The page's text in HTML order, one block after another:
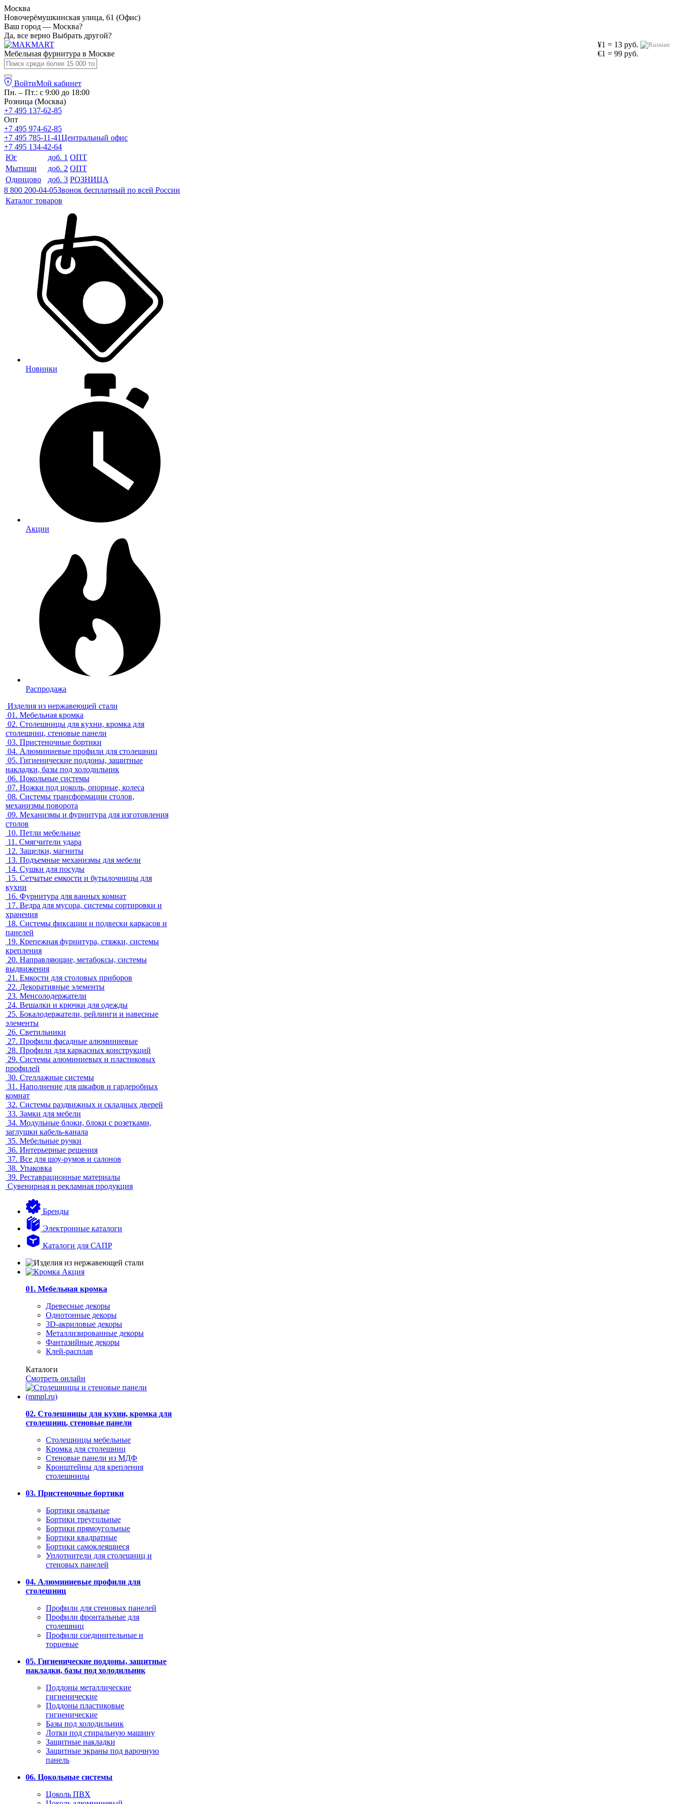
Москва
Новочерёмушкинская улица, 61 (Офис)
Ваш город — Москва?
Да, все верно Выбрать другой?
¥1 = 13 руб.
€1 = 99 руб.
Мебельная фурнитура в Москве
ВойтиМой кабинет
Пн. – Пт.: с 9:00 до 18:00
Розница (Москва)
+7 495 137-62-85
Опт
+7 495 974-62-85
+7 495 785-11-41Центральный офис
+7 495 134-42-64
Юг
доб. 1 ОПТ
Мытищи
доб. 2 ОПТ
Одинцово
доб. 3 РОЗНИЦА
8 800 200-04-05Звонок бесплатный по всей России
Каталог товаров
Новинки
Акции
Распродажа
Изделия из нержавеющей стали
01. Мебельная кромка
02. Столешницы для кухни, кромка для
столешниц, стеновые панели
03. Пристеночные бортики
04. Алюминиевые профили для столешниц
05. Гигиенические поддоны, защитные
накладки, базы под холодильник
06. Цокольные системы
07. Ножки под цоколь, опорные, колеса
08. Системы трансформации столов,
механизмы поворота
09. Механизмы и фурнитура для изготовления
столов
10. Петли мебельные
11. Смягчители удара
12. Защелки, магниты
13. Подъемные механизмы для мебели
14. Сушки для посуды
15. Сетчатые емкости и бутылочницы для
кухни
16. Фурнитура для ванных комнат
17. Ведра для мусора, системы сортировки и
хранения
18. Системы фиксации и подвески каркасов и
панелей
19. Крепежная фурнитура, стяжки, системы
крепления
20. Направляющие, метабоксы, системы
выдвижения
21. Емкости для столовых приборов
22. Декоративные элементы
23. Менсолодержатели
24. Вешалки и крючки для одежды
25. Бокалодержатели, рейлинги и навесные
элементы
26. Светильники
27. Профили фасадные алюминиевые
28. Профили для каркасных конструкций
29. Системы алюминиевых и пластиковых
профилей
30. Стеллажные системы
31. Наполнение для шкафов и гардеробных
комнат
32. Системы раздвижных и складных дверей
33. Замки для мебели
34. Модульные блоки, блоки с розетками,
заглушки кабель-канала
35. Мебельные ручки
36. Интерьерные решения
37. Все для шоу-румов и салонов
38. Упаковка
39. Реставрационные материалы
Сувенирная и рекламная продукция
Бренды
Электронные каталоги
Каталоги для САПР
01. Мебельная кромка
Древесные декоры
Однотонные декоры
3D-акриловые декоры
Металлизированные декоры
Фантазийные декоры
Клей-расплав
Каталоги
Смотреть онлайн
02. Столешницы для кухни, кромка для
столешниц, стеновые панели
Столешницы мебельные
Кромка для столешниц
Стеновые панели из МДФ
Кронштейны для крепления
столешницы
03. Пристеночные бортики
Бортики овальные
Бортики треугольные
Бортики прямоугольные
Бортики квадратные
Бортики самоклеящиеся
Уплотнители для столешниц и
стеновых панелей
04. Алюминиевые профили для
столешниц
Профили для стеновых панелей
Профили фронтальные для
столешниц
Профили соединительные и
торцевые
05. Гигиенические поддоны, защитные
накладки, базы под холодильник
Поддоны металлические
гигиенические
Поддоны пластиковые
гигиенические
Базы под холодильник
Лотки под стиральную машину
Защитные накладки
Защитные экраны под варочную
панель
06. Цокольные системы
Цоколь ПВХ